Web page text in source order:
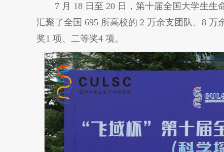
7 月 18 日至 20 日，第十届全国大学生
汇聚了全国 695 所高校的 2 万余支团队、8
奖1 项、二等奖4 项。